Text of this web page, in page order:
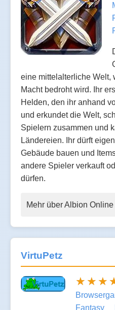
eine mittelalterliche Welt,
Macht bedroht wird. Ihr
Helden, den ihr anhand
und erkundet die Welt,
Spielern zusammen und
Ländereien. Ihr dürft
Gebäude bauen und
andere Spieler verkauft
dürfen.
Mehr über Albion Online
VirtuPetz
Fantasy